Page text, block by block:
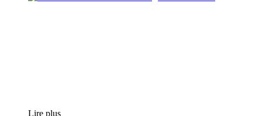
Lire plus